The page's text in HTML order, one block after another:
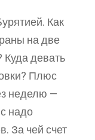
Как
на две
девать
Плюс
неделю —
надо
За чей счет